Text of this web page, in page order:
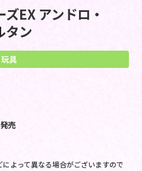
EX アンドロ・
タン
玩具
発売
よって異なる場合がございますので